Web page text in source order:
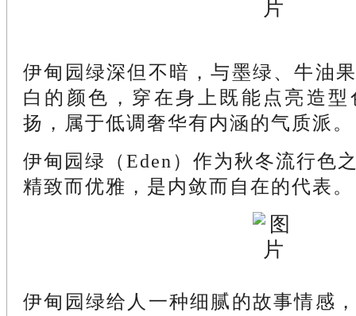
伊甸园绿深但不暗，与墨绿、牛油
白的颜色，穿在身上既能点亮造
扬，属于低调奢华有内涵的气质派。
伊甸园绿（Eden）作为秋冬流行色
精致而优雅，是内敛而自在的代表。
伊甸园绿给人一种细腻的故事情感